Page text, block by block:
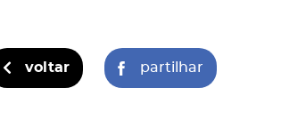
voltar partilhar